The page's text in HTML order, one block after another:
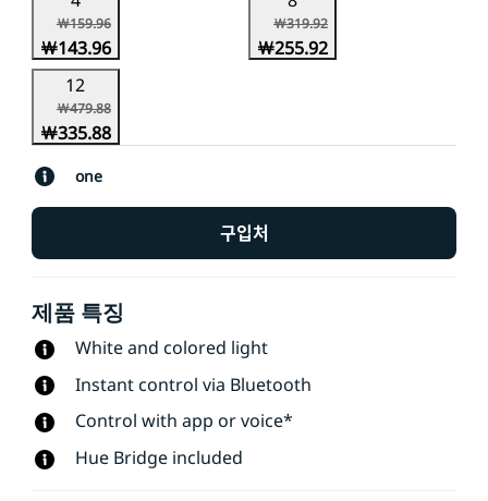
￦159.96
￦143.96
￦319.92
￦255.92
12
￦479.88
￦335.88
one
구입처
제품 특징
White and colored light
Instant control via Bluetooth
Control with app or voice*
Hue Bridge included